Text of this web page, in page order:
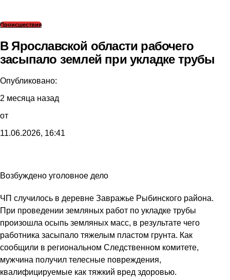
Происшествия
В Ярославской области рабочего
засыпало землей при укладке трубы
Опубликовано:
2 месяца назад
от
11.06.2026, 16:41
Возбуждено уголовное дело
ЧП случилось в деревне Завражье Рыбинского района.
При проведении земляных работ по укладке трубы
произошла осыпь земляных масс, в результате чего
работника засыпало тяжелым пластом грунта. Как
сообщили в региональном Следственном комитете,
мужчина получил телесные повреждения,
квалифицируемые как тяжкий вред здоровью.